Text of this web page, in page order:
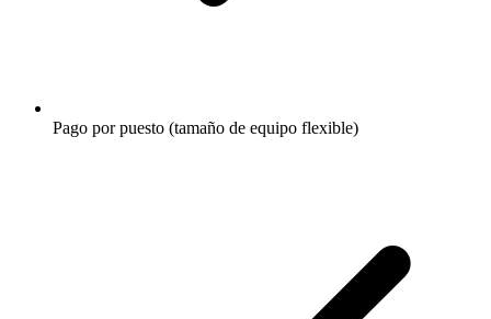
Pago por puesto (tamaño de equipo flexible)